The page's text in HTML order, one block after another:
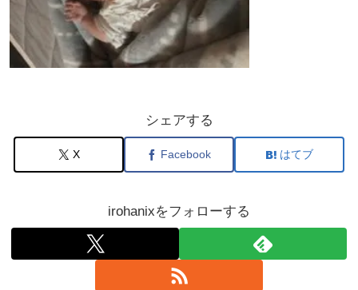
シェアする
X Facebook はてブ
irohanixをフォローする